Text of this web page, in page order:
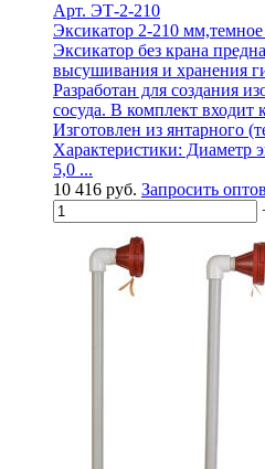
Арт. ЭТ-2-210
Эксикатор 2-210 мм,темное
Эксикатор без крана
высушивания и хранения
Разработан для создания
сосуда. В комплект входит
Изготовлен из янтарного
Характеристики:
5,0 ...
10 416 руб. Запросить